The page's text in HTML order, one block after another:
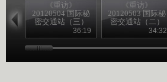
《重访》
20120504 国际秘
密交通站（三）
36:19
《重访》
20120503 国际秘
密交通站（二）
34:32